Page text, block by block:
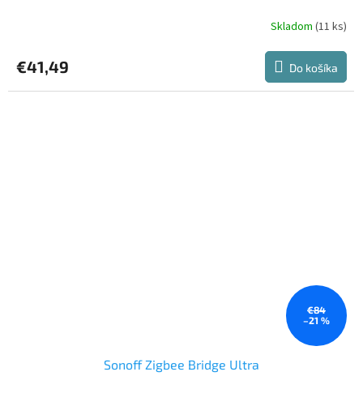
Skladom (11 ks)
€41,49 Do košíka
€84
–21 %
Sonoff Zigbee Bridge Ultra